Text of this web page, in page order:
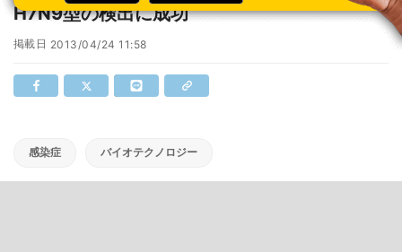
H7N9型の検出に成功
掲載日 2013/04/24 11:58
感染症 バイオテクノロジー